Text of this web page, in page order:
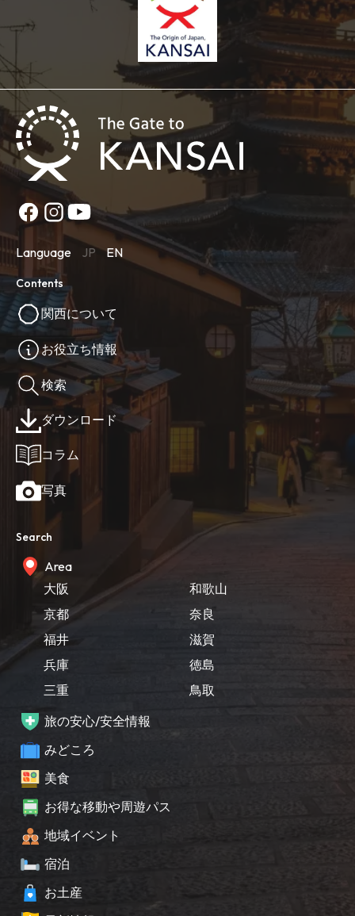
Language JP EN
Contents
関西について
お役立ち情報
検索
ダウンロード
コラム
写真
Search
Area
大阪
京都
福井
兵庫
三重
和歌山
奈良
滋賀
徳島
鳥取
旅の安心/安全情報
みどころ
美食
お得な移動や周遊パス
地域イベント
宿泊
お土産